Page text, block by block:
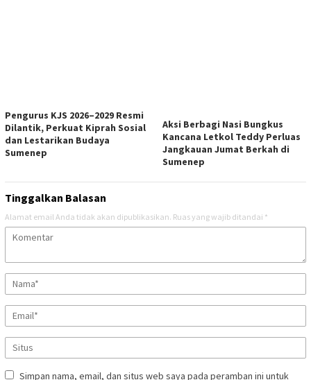
Pengurus KJS 2026–2029 Resmi
Dilantik, Perkuat Kiprah Sosial
dan Lestarikan Budaya
Sumenep
Aksi Berbagi Nasi Bungkus
Kancana Letkol Teddy Perluas
Jangkauan Jumat Berkah di
Sumenep
Tinggalkan Balasan
Alamat email Anda tidak akan dipublikasikan. Ruas yang wajib ditandai *
Simpan nama, email, dan situs web saya pada peramban ini untuk